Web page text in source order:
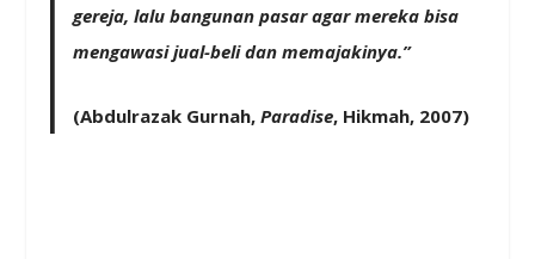
gereja, lalu bangunan pasar agar mereka bisa
mengawasi jual-beli dan memajakinya.”
(Abdulrazak Gurnah,Paradise, Hikmah, 2007)